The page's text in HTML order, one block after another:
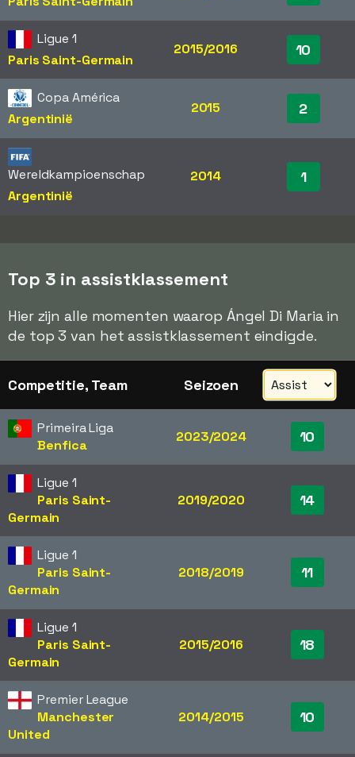
Ligue 1
Paris Saint-Germain
2015/2016 10
Copa América
Argentinië
2015 2
Wereldkampioenschap
Argentinië
2014 1
Top 3 in assistklassement
Hier zijn alle momenten waarop Ángel Di Maria in
de top 3 van het assistklassement eindigde.
Competitie, Team Seizoen
Primeira Liga
Benfica
2023/2024 10
Ligue 1
Paris Saint-
Germain
2019/2020 14
Ligue 1
Paris Saint-
Germain
2018/2019 11
Ligue 1
Paris Saint-
Germain
2015/2016 18
Premier League
Manchester
United
2014/2015 10